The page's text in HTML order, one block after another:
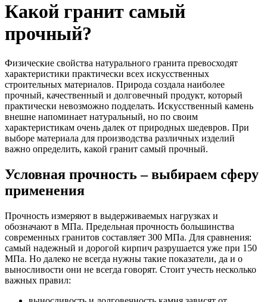
Какой гранит самый
прочный?
Физические свойства натурального гранита превосходят
характеристики практически всех искусственных
строительных материалов. Природа создала наиболее
прочный, качественный и долговечный продукт, который
практически невозможно подделать. Искусственный камень
внешне напоминает натуральный, но по своим
характеристикам очень далек от природных шедевров. При
выборе материала для производства различных изделий
важно определить, какой гранит самый прочный.
Условная прочность – выбираем сферу
применения
Прочность измеряют в выдерживаемых нагрузках и
обозначают в МПа. Предельная прочность большинства
современных гранитов составляет 300 МПа. Для сравнения:
самый надежный и дорогой кирпич разрушается уже при 150
МПа. Но далеко не всегда нужны такие показатели, да и о
выносливости они не всегда говорят. Стоит учесть несколько
важных правил: